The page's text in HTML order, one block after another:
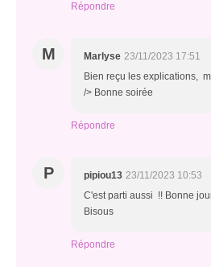
Répondre
M Marlyse 23/11/2023 17:51
Bien reçu les explications,
/> Bonne soirée
Répondre
P pipiou13 23/11/2023 10:53
C'est parti aussi !! Bonne
Bisous
Répondre